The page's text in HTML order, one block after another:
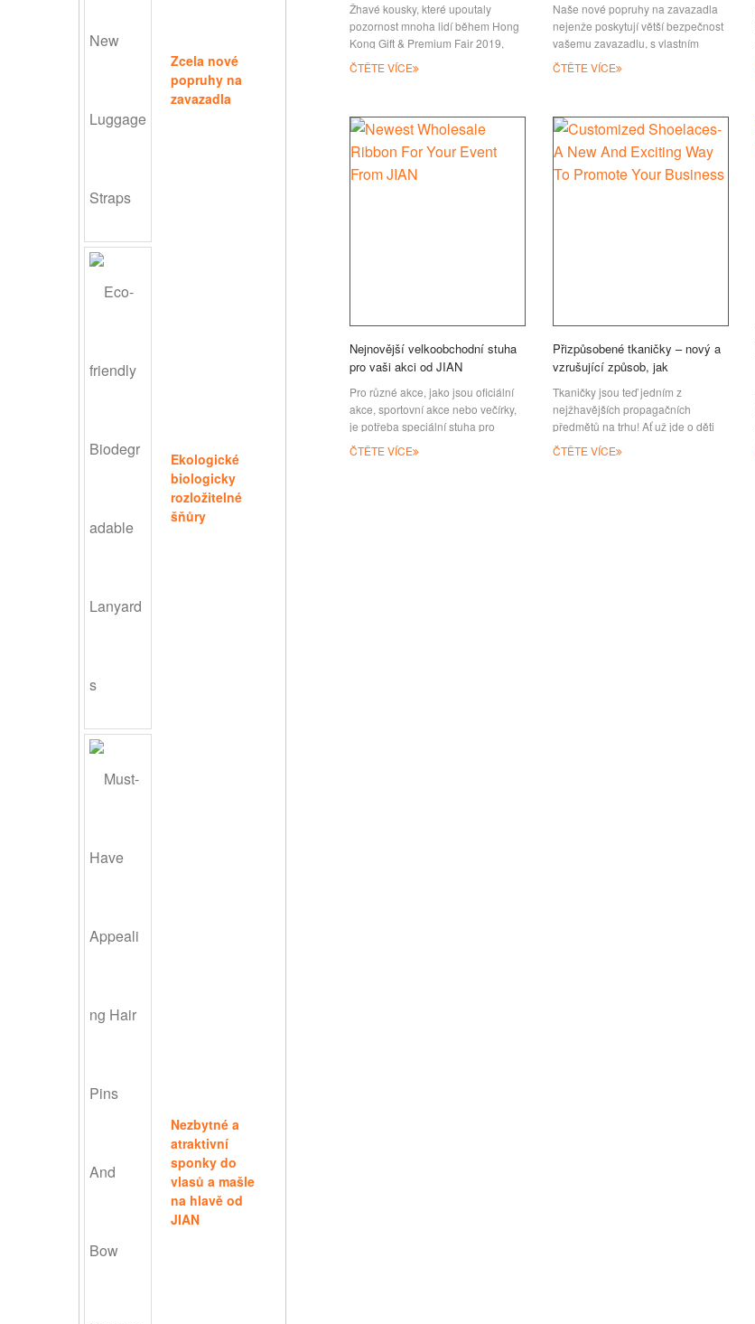
Zcela nové
popruhy na
zavazadla
Ekologické
biologicky
rozložitelné
šňůry
Nezbytné a
atraktivní
sponky do
vlasů a mašle
na hlavě od
JIAN
Žhavé kousky, které upoutaly
pozornost mnoha lidí během Hong
Kong Gift & Premium Fair 2019,
právě skončily: hedvábný šátek
jako šňůrky a náramky. Tyto
pohodlné na nošení, což z nich
dělá skvělou módní dekoraci nebo
hedvábné látky, vytváří působivý
ČTĚTE VÍCE
Naše nové popruhy na zavazadla
nejenže poskytují větší bezpečnost
vašemu zavazadlu, s vlastním
logem, ale také personalizují kufr a
zobrazují vaše sdělení během
gumovým oddělovačem a druhý s
trojúhelníkovým kroužkem, a
můžete si vybrat, zda na něj přidáte
držák na kartu nebo zámek na
ČTĚTE VÍCE
Nejnovější velkoobchodní stuha
pro vaši akci od JIAN
Pro různé akce, jako jsou oficiální
akce, sportovní akce nebo večírky,
je potřeba speciální stuha pro
ověření identity, propagaci nebo
suvenýrový dárek. Proto chce JIAN
ČTĚTE VÍCE
Přizpůsobené tkaničky – nový a
vzrušující způsob, jak
propagovat vaše podnikání
Tkaničky jsou teď jedním z
nejžhavějších propagačních
předmětů na trhu! Ať už jde o děti
nebo dospělé, muže či ženy, téměř
každý je potřebuje pro svůj život,
ČTĚTE VÍCE